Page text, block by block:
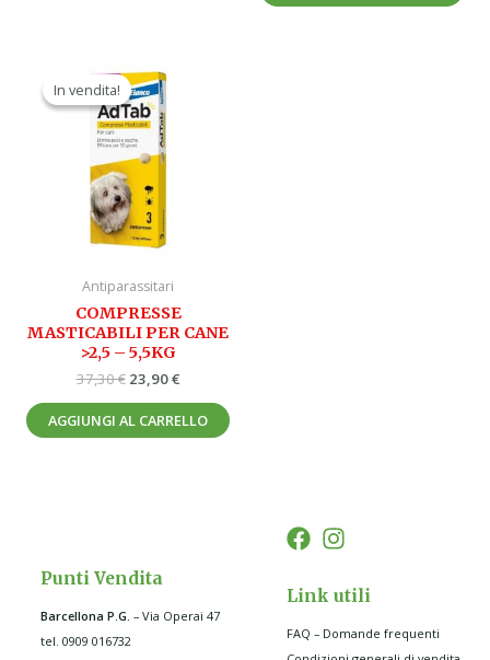
In vendita!
In vendita!
Antiparassitari
COMPRESSE
MASTICABILI PER CANE
>2,5 – 5,5KG
37,30€
prezzo
originale
era:
37,30 €.
23,90€
AGGIUNGI AL CARRELLO
Punti Vendita
Barcellona P.G – Via Operai 47
tel. 0909 016732
Link utili
FAQ – Domande frequenti